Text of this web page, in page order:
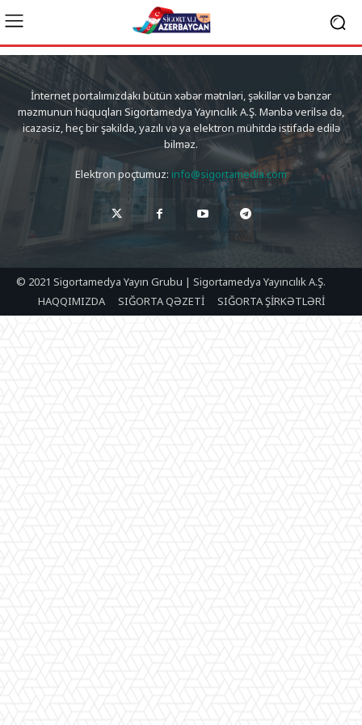
İnternet portalımızdakı bütün xəbər mətnləri, şəkillər və bənzər
məzmunun hüquqları Sigortamedya Yayıncılık A.Ş. Mənbə verilsə də,
icazəsiz, heç bir şəkildə, yazılı və ya elektron mühitdə istifadə edilə
bilməz.
Elektron poçtumuz: info@sigortamedia.com
© 2021 Sigortamedya Yayın Grubu | Sigortamedya Yayıncılık A.Ş.
HAQQIMIZDA
SIĞORTA QƏZETİ SIĞORTA ŞİRKƏTLƏRİ